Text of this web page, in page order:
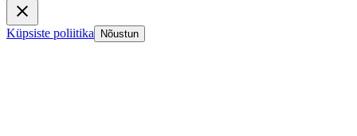
Küpsiste poliitika Nõustun